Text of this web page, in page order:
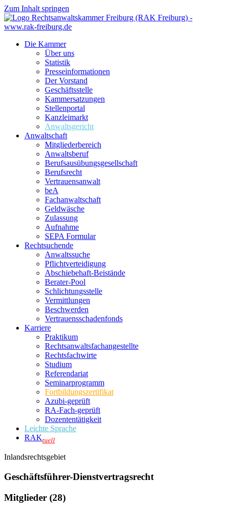
Zum Inhalt springen
Die Kammer
Über uns
Statistik
Presseinformationen
Der Vorstand
Geschäftsstelle
Kammersatzungen
Stellenportal
Kanzleimarkt
Anwaltsgericht
Anwaltschaft
Mitgliederbereich
Anwaltsberuf
Berufsausübungs­gesellschaft
Berufsrecht
Vertrauensanwalt
beA
Fachanwaltschaft
Geldwäsche
Zulassung
Aufnahme
SEPA Formular
Rechtsuchende
Anwaltssuche
Pflichtverteidigung
Abschiebehaft-Beistände
Berater-Pool
Schlichtungsstelle
Vermittlungen
Beschwerden
Vertrauensschadenfonds
Karriere
Praktikum
Rechtsanwalts­fachangestellte
Rechtsfachwirte
Studium
Referendariat
Seminarprogramm
Fortbildungszertifikat
Azubi-geprüft
RA-Fach-geprüft
Dozententätigkeit
Leichte Sprache
RAKtuell
Inlandsrechtsgebiet
Geschäftsführer-Dienstvertragsrecht
Mitglieder (28)